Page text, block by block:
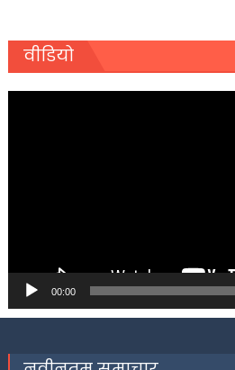
वीडियो
00:00